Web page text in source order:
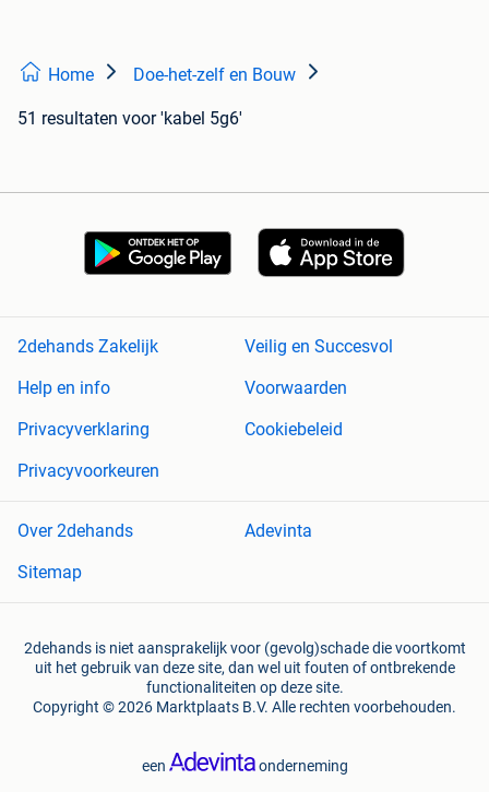
Home Doe-het-zelf en Bouw
51 resultaten voor 'kabel 5g6'
2dehands Zakelijk
Veilig en Succesvol
Help en info
Voorwaarden
Privacyverklaring
Cookiebeleid
Privacyvoorkeuren
Over 2dehands
Adevinta
Sitemap
2dehands is niet aansprakelijk voor (gevolg)schade die voortkomt
uit het gebruik van deze site, dan wel uit fouten of ontbrekende
functionaliteiten op deze site.
Copyright © 2026 Marktplaats B.V. Alle rechten voorbehouden.
een onderneming